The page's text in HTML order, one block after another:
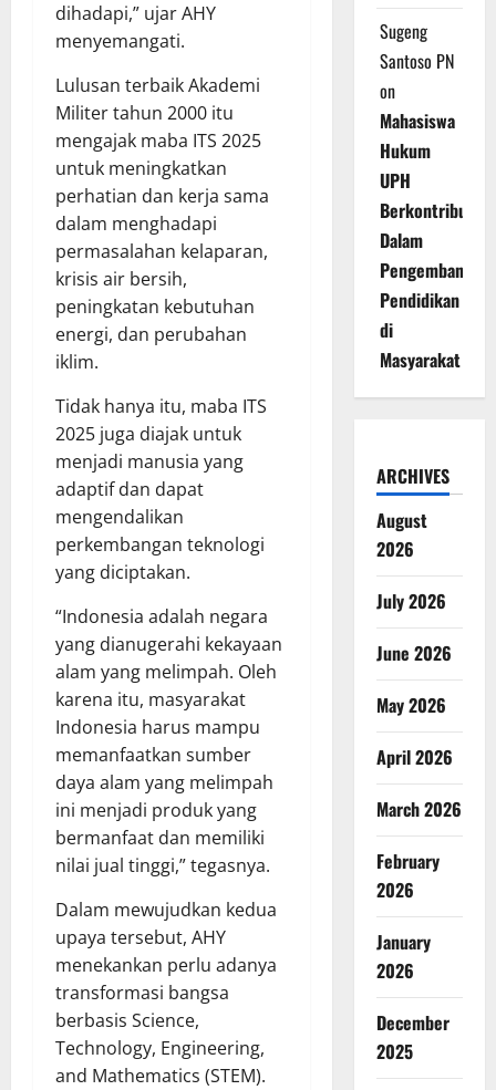
dihadapi,” ujar AHY
menyemangati.
Lulusan terbaik Akademi
Militer tahun 2000 itu
mengajak maba ITS 2025
untuk meningkatkan
perhatian dan kerja sama
dalam menghadapi
permasalahan kelaparan,
krisis air bersih,
peningkatan kebutuhan
energi, dan perubahan
iklim.
Tidak hanya itu, maba ITS
2025 juga diajak untuk
menjadi manusia yang
adaptif dan dapat
mengendalikan
perkembangan teknologi
yang diciptakan.
“Indonesia adalah negara
yang dianugerahi kekayaan
alam yang melimpah. Oleh
karena itu, masyarakat
Indonesia harus mampu
memanfaatkan sumber
daya alam yang melimpah
ini menjadi produk yang
bermanfaat dan memiliki
nilai jual tinggi,” tegasnya.
Dalam mewujudkan kedua
upaya tersebut, AHY
menekankan perlu adanya
transformasi bangsa
berbasis Science,
Technology, Engineering,
and Mathematics (STEM).
Sugeng
Santoso PN
on
Mahasiswa
Hukum
UPH
Berkontribusi
Dalam
Pengembangan
Pendidikan
di
Masyarakat
ARCHIVES
August
2026
July 2026
June 2026
May 2026
April 2026
March 2026
February
2026
January
2026
December
2025